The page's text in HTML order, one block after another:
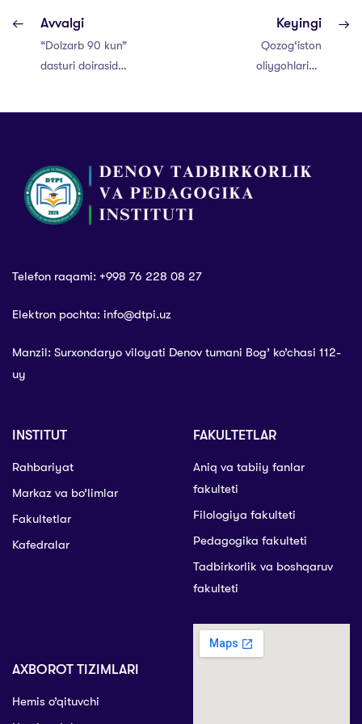
Avvalgi
“Dolzarb 90 kun”
dasturi doirasida
Keyingi
Qozog‘iston
oliygohlarida
Telefon raqami: +998 76 228 08 27
Elektron pochta: info@dtpi.uz
Manzil: Surxondaryo viloyati Denov tumani Bog’ ko’chasi 112-
uy
INSTITUT
Rahbariyat
Markaz va bo’limlar
Fakultetlar
Kafedralar
FAKULTETLAR
Aniq va tabiiy fanlar
fakulteti
Filologiya fakulteti
Pedagogika fakulteti
Tadbirkorlik va boshqaruv
fakulteti
AXBOROT TIZIMLARI
Hemis o’qituvchi